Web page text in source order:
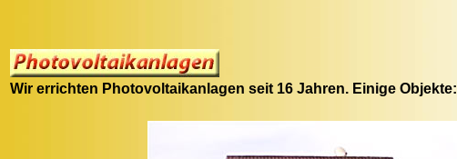
Wir errichten Photovoltaikanlagen seit 16 Jahren. Einige Objekte: